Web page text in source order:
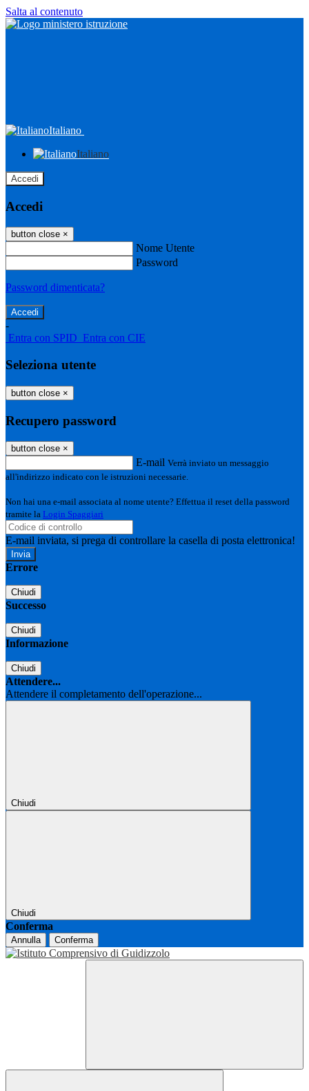
Salta al contenuto
Italiano
Italiano
Accedi
Accedi
button close ×
Nome Utente
Password
Password dimenticata?
-
Entra con SPID Entra con CIE
Seleziona utente
button close ×
Recupero password
button close ×
E-mail Verrà inviato un messaggio
all'indirizzo indicato con le istruzioni necessarie.
Non hai una e-mail associata al nome utente? Effettua il reset della password
tramite la Login Spaggiari
E-mail inviata, si prega di controllare la casella di posta elettronica!
Errore
Chiudi
Successo
Chiudi
Informazione
Chiudi
Attendere...
Attendere il completamento dell'operazione...
Chiudi
Chiudi
Conferma
Annulla Conferma